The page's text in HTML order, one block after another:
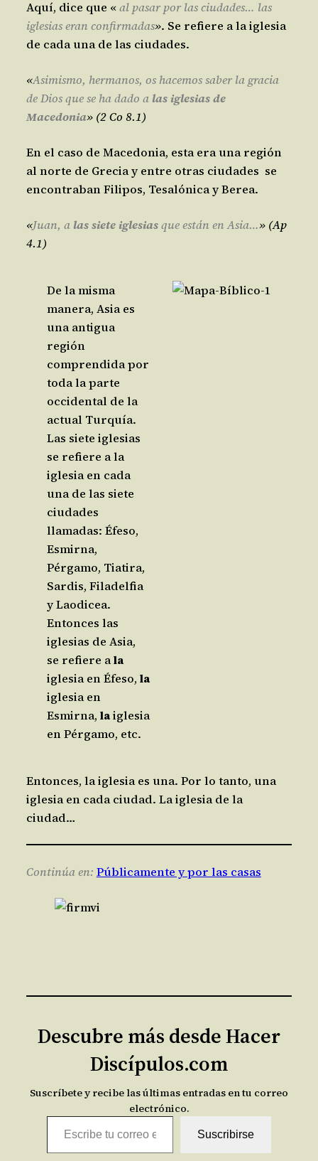
Aquí, dice que «al pasar por las ciudades… las
iglesias eran confirmadas». Se refiere a la iglesia
de cada una de las ciudades.
«Asimismo, hermanos, os hacemos saber la gracia
de Dios que se ha dado a las iglesias de
Macedonia» (2 Co 8.1)
En el caso de Macedonia, esta era una región
al norte de Grecia y entre otras ciudades se
encontraban Filipos, Tesalónica y Berea.
«Juan, a las siete iglesiasque están en Asia…» (Ap
4.1)
De la misma
manera, Asia es
una antigua
región
comprendida por
toda la parte
occidental de la
actual Turquía.
Las siete iglesias
se refiere a la
iglesia en cada
una de las siete
ciudades
llamadas: Éfeso,
Esmirna,
Pérgamo, Tiatira,
Sardis, Filadelfia
y Laodicea.
Entonces las
iglesias de Asia,
se refiere ala
iglesia en Éfeso, la
iglesia en
Esmirna, laiglesia
en Pérgamo, etc.
Entonces, la iglesia es una. Por lo tanto, una
iglesia en cada ciudad. La iglesia de la
ciudad…
Continúa en: Públicamente y por las casas
Descubre más desde Hacer
Discípulos.com
Suscríbete y recibe las últimas entradas en tu correo
electrónico.
Escribe tu correo electrónico…
Suscribirse